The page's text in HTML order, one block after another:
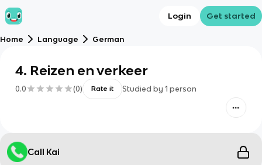
Login Get started
Home Language German
4. Reizen en verkeer
0.0 (0) Rate it Studied by 1 person
Call Kai